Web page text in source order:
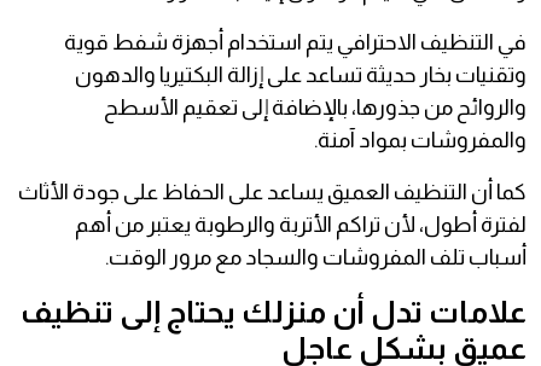
في التنظيف الاحترافي يتم استخدام أجهزة شفط قوية
وتقنيات بخار حديثة تساعد على إزالة البكتيريا والدهون
والروائح من جذورها، بالإضافة إلى تعقيم الأسطح
والمفروشات بمواد آمنة.
كما أن التنظيف العميق يساعد على الحفاظ على جودة الأثاث
لفترة أطول، لأن تراكم الأتربة والرطوبة يعتبر من أهم
أسباب تلف المفروشات والسجاد مع مرور الوقت.
علامات تدل أن منزلك يحتاج إلى تنظيف
عميق بشكل عاجل